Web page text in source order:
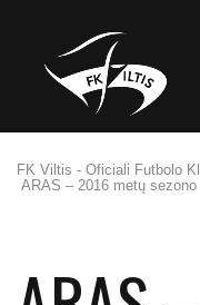
FK Viltis - Oficiali Futbolo
ARAS – 2016 metų